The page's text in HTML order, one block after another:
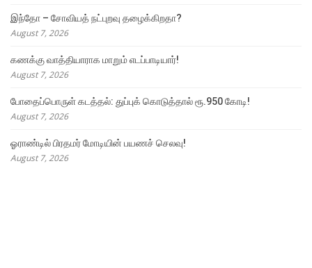
இந்தோ – சோவியத் நட்புறவு தழைக்கிறதா?
August 7, 2026
கணக்கு வாத்தியாராக மாறும் எடப்பாடியார்!
August 7, 2026
போதைப்பொருள் கடத்தல்: துப்புக் கொடுத்தால் ரூ.950 கோடி!
August 7, 2026
ஓராண்டில் பிரதமர் மோடியின் பயணச் செலவு!
August 7, 2026